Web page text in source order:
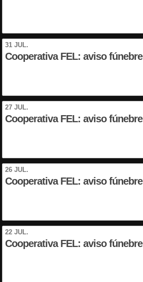
31 JUL.
Cooperativa FEL: aviso fúnebre
27 JUL.
Cooperativa FEL: aviso fúnebre
26 JUL.
Cooperativa FEL: aviso fúnebre
22 JUL.
Cooperativa FEL: aviso fúnebre